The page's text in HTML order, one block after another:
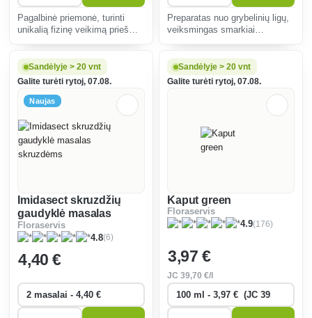
Pagalbinė priemonė, turinti
unikalią fizinę veikimą prieš
kultūroms sode, šiltnamyje ir
balkone.
Preparatas nuo grybelinių ligų,
veiksmingas smarkiai
Sandėlyje > 20 vnt
Galite turėti rytoj, 07.08.
Naujas
Imidasect skruzdžių
gaudyklė masalas
skruzdėms
Floraservis
4.8(6)
4,40 €
Sandėlyje > 20 vnt
Galite turėti rytoj, 07.08.
Kaput green
Floraservis
4.9(176)
3,97 €
JC 39,70 €/l